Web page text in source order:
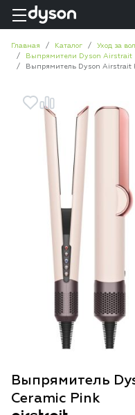
Главная Каталог Уход за
Выпрямители Dyson Airstrait
Выпрямитель Dyson Airstrait
Выпрямитель
Ceramic Pink